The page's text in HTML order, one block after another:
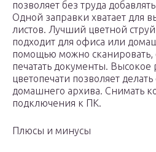
позволяет без труда
Одной заправки хватает для
листов. Лучший цветной
подходит для офиса или
помощью можно сканировать,
печатать документы.
цветопечати позволяет
домашнего архива. Снимать
подключения к ПК.
Плюсы и минусы